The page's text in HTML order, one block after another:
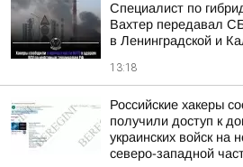
Специалист по
Вахтер передавал
в Ленинградской и
13:18
Российские хакеры
получили доступ к
украинских войск на
северо-западной